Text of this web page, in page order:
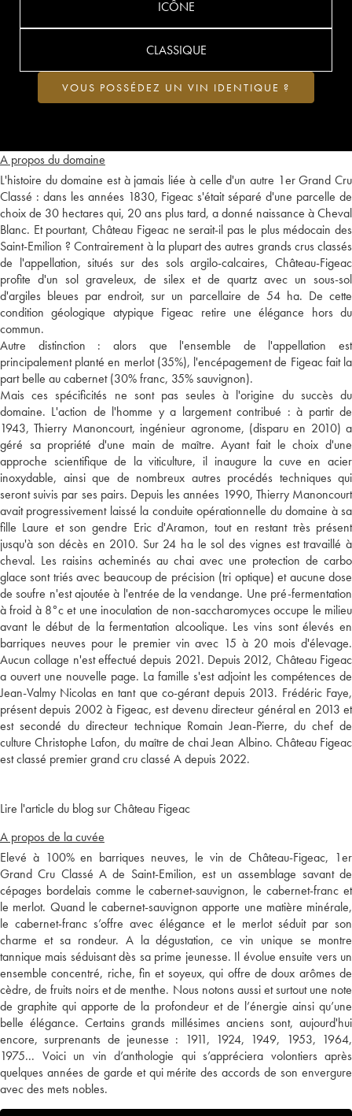
A propos du domaine
L'histoire du domaine est à jamais liée à celle d'un autre 1er Grand Cru
Classé : dans les années 1830, Figeac s'était séparé d'une parcelle de
choix de 30 hectares qui, 20 ans plus tard, a donné naissance à Cheval
Blanc. Et pourtant, Château Figeac ne serait-il pas le plus médocain des
Saint-Emilion ? Contrairement à la plupart des autres grands crus classés
de l'appellation, situés sur des sols argilo-calcaires, Château-Figeac
profite d'un sol graveleux, de silex et de quartz avec un sous-sol
d'argiles bleues par endroit, sur un parcellaire de 54 ha. De cette
condition géologique atypique Figeac retire une élégance hors du
commun.
Autre distinction : alors que l'ensemble de l'appellation est
principalement planté en merlot (35%), l'encépagement de Figeac fait la
part belle au cabernet (30% franc, 35% sauvignon).
Mais ces spécificités ne sont pas seules à l'origine du succès du
domaine. L'action de l'homme y a largement contribué : à partir de
1943, Thierry Manoncourt, ingénieur agronome, (disparu en 2010) a
géré sa propriété d'une main de maître. Ayant fait le choix d'une
approche scientifique de la viticulture, il inaugure la cuve en acier
inoxydable, ainsi que de nombreux autres procédés techniques qui
seront suivis par ses pairs. Depuis les années 1990, Thierry Manoncourt
avait progressivement laissé la conduite opérationnelle du domaine à sa
fille Laure et son gendre Eric d'Aramon, tout en restant très présent
jusqu'à son décès en 2010. Sur 24 ha le sol des vignes est travaillé à
cheval. Les raisins acheminés au chai avec une protection de carbo
glace sont triés avec beaucoup de précision (tri optique) et aucune dose
de soufre n'est ajoutée à l'entrée de la vendange. Une pré-fermentation
à froid à 8°c et une inoculation de non-saccharomyces occupe le milieu
avant le début de la fermentation alcoolique. Les vins sont élevés en
barriques neuves pour le premier vin avec 15 à 20 mois d'élevage.
Aucun collage n'est effectué depuis 2021. Depuis 2012, Château Figeac
a ouvert une nouvelle page. La famille s'est adjoint les compétences de
Jean-Valmy Nicolas en tant que co-gérant depuis 2013. Frédéric Faye,
présent depuis 2002 à Figeac, est devenu directeur général en 2013 et
est secondé du directeur technique Romain Jean-Pierre, du chef de
culture Christophe Lafon, du maître de chai Jean Albino. Château Figeac
est classé premier grand cru classé A depuis 2022.
Lire l'article du blog sur Château Figeac
A propos de la cuvée
Elevé à 100% en barriques neuves, le vin de Château-Figeac, 1er
Grand Cru Classé A de Saint-Emilion, est un assemblage savant de
cépages bordelais comme le cabernet-sauvignon, le cabernet-franc et
le merlot. Quand le cabernet-sauvignon apporte une matière minérale,
le cabernet-franc s’offre avec élégance et le merlot séduit par son
charme et sa rondeur. A la dégustation, ce vin unique se montre
tannique mais séduisant dès sa prime jeunesse. Il évolue ensuite vers un
ensemble concentré, riche, fin et soyeux, qui offre de doux arômes de
cèdre, de fruits noirs et de menthe. Nous notons aussi et surtout une note
de graphite qui apporte de la profondeur et de l’énergie ainsi qu’une
belle élégance. Certains grands millésimes anciens sont, aujourd'hui
encore, surprenants de jeunesse : 1911, 1924, 1949, 1953, 1964,
1975... Voici un vin d’anthologie qui s’appréciera volontiers après
quelques années de garde et qui mérite des accords de son envergure
avec des mets nobles.
ICÔNE
CLASSIQUE
VOUS POSSÉDEZ UN VIN IDENTIQUE ?